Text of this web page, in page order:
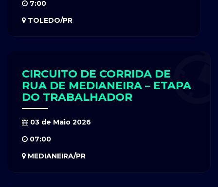
7:00
TOLEDO/PR
CIRCUITO DE CORRIDA DE
RUA DE MEDIANEIRA – ETAPA
DO TRABALHADOR
03 de Maio 2026
07:00
MEDIANEIRA/PR